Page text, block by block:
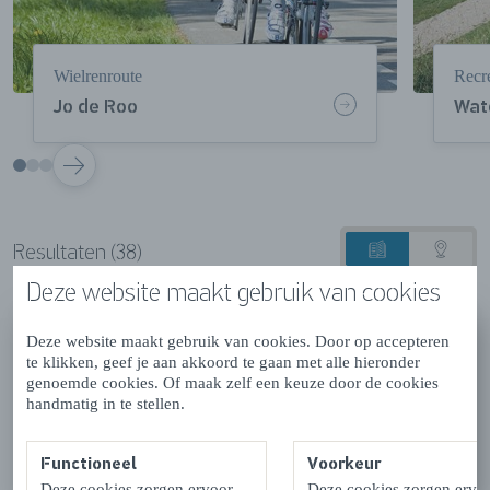
Deze website maakt gebruik van cookies
Deze website maakt gebruik van cookies. Door op accepteren
te klikken, geef je aan akkoord te gaan met alle hieronder
genoemde cookies. Of maak zelf een keuze door de cookies
handmatig in te stellen.
Functioneel Voorkeur
Dan door naarnatuurgebied het Zwin
. Een dynamisch
natuurgebied waar eb en vloed elkaar afwisselen. Het
Zwin onderbreekt de duinrij tussen Nederland en België.
Maak kennis met dit natuurgebied tijdens de
Jo de Roo
Wielrenroute
VOLGENDE
Resultaten (38) Lijstweergave
BELEEFROUTE: EXPEDITIE
DELTA
Vrouwenpolder
LEES MEER